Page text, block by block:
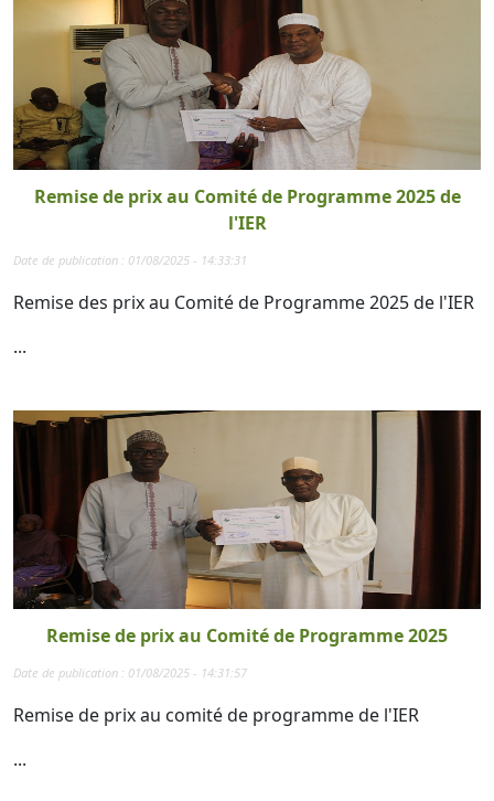
Remise de prix au Comité de Programme 2025 de
l'IER
Date de publication : 01/08/2025 - 14:33:31
Remise des prix au Comité de Programme 2025 de l'IER
...
Remise de prix au Comité de Programme 2025
Date de publication : 01/08/2025 - 14:31:57
Remise de prix au comité de programme de l'IER
...